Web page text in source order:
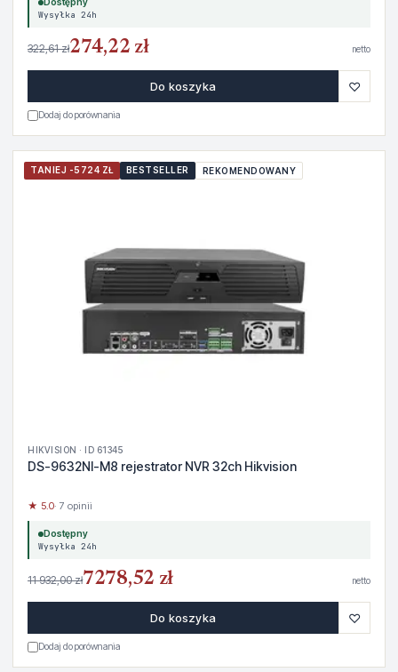
Wysyłka 24h
322,61 zł274,22 zł netto
Do koszyka ♡
Dodaj do porównania
TANIEJ -5724 ZŁ BESTSELLER REKOMENDOWANY
HIKVISION · ID 61345
DS-9632NI-M8 rejestrator NVR 32ch Hikvision
★ 5.0· 7 opinii
Dostępny
Wysyłka 24h
11 932,00 zł7278,52 zł netto
Do koszyka ♡
Dodaj do porównania